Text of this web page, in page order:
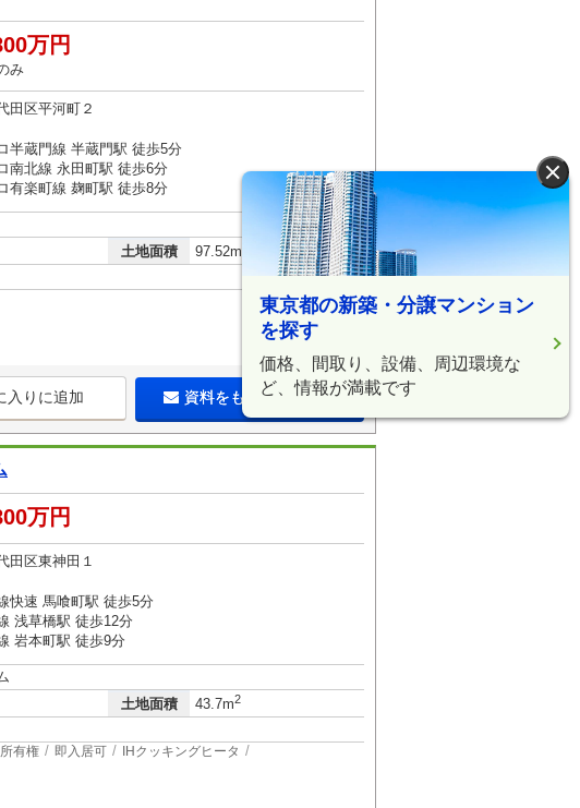
万円
み
田区平河町２
半蔵門線 半蔵門駅 徒歩5分
南北線 永田町駅 徒歩6分
有楽町線 麹町駅 徒歩8分
土地面積 97.52m
入りに追加 資料をもらう（無料）
万円
田区東神田１
快速 馬喰町駅 徒歩5分
浅草橋駅 徒歩12分
岩本町駅 徒歩9分
土地面積 43.7m2
所有権 即入居可 IHクッキングヒータ
×
東京都の新築・分譲マンション
を探す
価格、間取り、設備、周辺環境な
ど、情報が満載です